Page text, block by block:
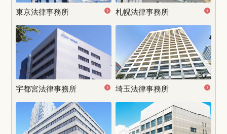
東京法律事務所 札幌法律事務所
宇都宮法律事務所 埼玉法律事務所